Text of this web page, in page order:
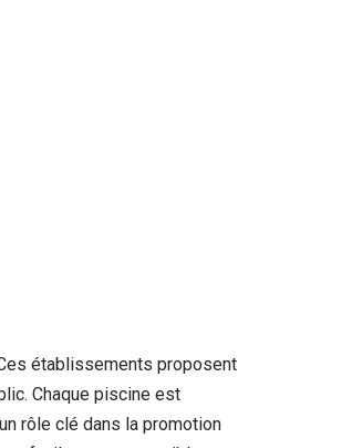
établissements proposent
Chaque piscine est
rôle clé dans la promotion